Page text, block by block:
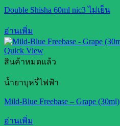
Double Shisha 60ml nic3 ไม่เย็น
อ่านเพิ่ม
Quick View
สินค้าหมดแล้ว
น้ำยาบุหรี่ไฟฟ้า
Mild-Blue Freebase – Grape (30ml)
อ่านเพิ่ม